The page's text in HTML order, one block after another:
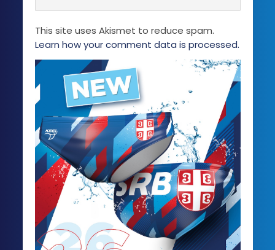
na
proizvoda.
This site uses Akismet to reduce spam.
Learn how your comment data is processed.